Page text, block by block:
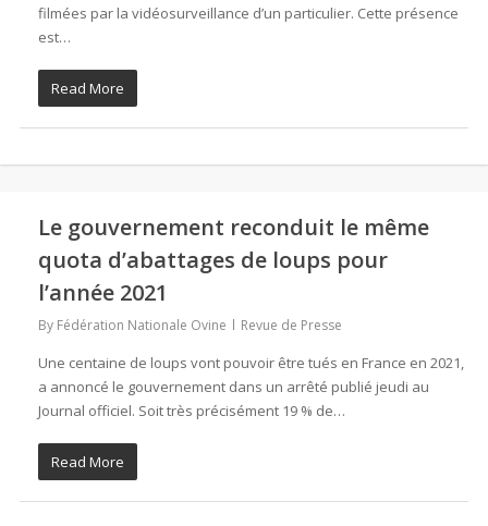
filmées par la vidéosurveillance d’un particulier. Cette présence
est…
Read More
Le gouvernement reconduit le même
quota d’abattages de loups pour
l’année 2021
By Fédération Nationale Ovine Revue de Presse
Une centaine de loups vont pouvoir être tués en France en 2021,
a annoncé le gouvernement dans un arrêté publié jeudi au
Journal officiel. Soit très précisément 19 % de…
Read More